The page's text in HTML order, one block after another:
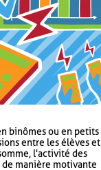
binômes ou en petits
entre les élèves et
l'activité des
de manière motivante